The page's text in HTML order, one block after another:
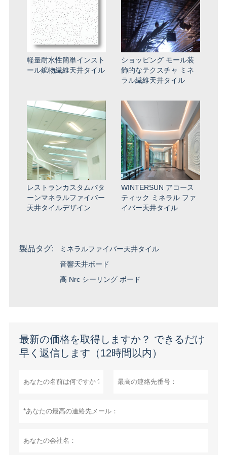
軽量耐水性簡単インスト
ール鉱物繊維天井タイル
ショッピング モール装
飾的なテクスチャ ミネ
ラル繊維天井タイル
レストランカスタムパタ
ーンマネラルファイバー
天井タイルデザイン
WINTERSUN アコース
ティック ミネラル ファ
イバー天井タイル
製品タグ:
ミネラルファイバー天井タイル
音響天井ボード
高 Nrc シーリング ボード
最新の価格を取得しますか？ できるだけ
早く返信します（12時間以内）